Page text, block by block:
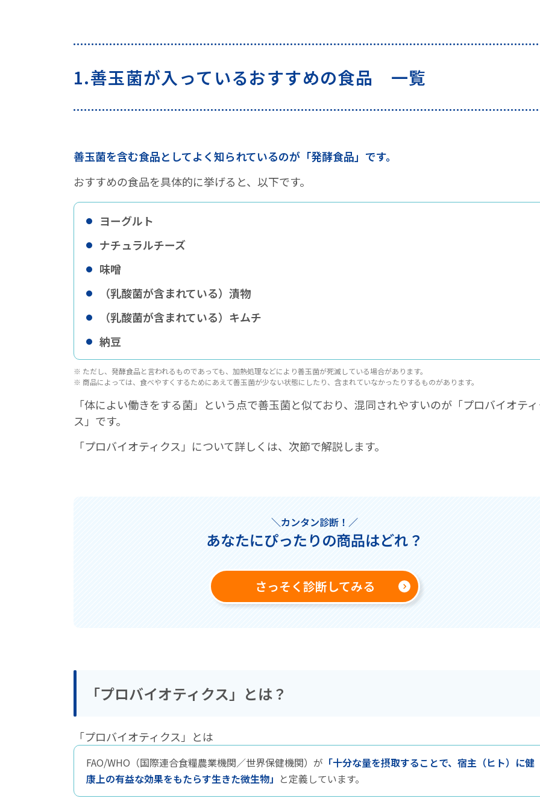
2.善玉菌を効率的に増やす3つのコツ
コツ③：毎日コツコツ、習慣的に食べる！
1.善玉菌が入っているおすすめの食品 一覧
善玉菌を含む食品としてよく知られているのが「発酵食品」です。
おすすめの食品を具体的に挙げると、以下です。
ヨーグルト
ナチュラルチーズ
味噌
（乳酸菌が含まれている）漬物
（乳酸菌が含まれている）キムチ
納豆
ただし、発酵食品と言われるものであっても、加熱処理などにより善玉菌が死滅している場合があります。
商品によっては、食べやすくするためにあえて善玉菌が少ない状態にしたり、含まれていなかったりするものがあります。
「体によい働きをする菌」という点で善玉菌と似ており、混同されやすいのが「プロバイオテ
ス」です。
「プロバイオティクス」について詳しくは、次節で解説します。
＼カンタン診断！／
あなたにぴったりの商品はどれ？
さっそく診断してみる
「プロバイオティクス」とは？
「プロバイオティクス」とは
FAO/WHO（国際連合食糧農業機関／世界保健機関）が 「十分な量を摂取することで、宿主（ヒト）に健
康上の有益な効果をもたらす生きた微生物」 と定義しています。